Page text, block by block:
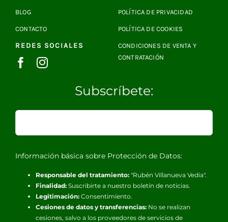
BLOG
CONTACTO
REDES SOCIALES
POLÍTICA DE PRIVACIDAD
POLÍTICA DE COOKIES
CONDICIONES DE VENTA Y
CONTRATACIÓN
Subscríbete:
Información básica sobre Protección de Datos:
Responsable del tratamiento:"Rubén Villanueva Vedia".
Finalidad:Suscribirte a nuestro boletín de noticias.
Legitimación:Consentimiento.
Cesiones de datos y transferencias:No se realizan
cesiones, salvo a los proveedores de servicios de